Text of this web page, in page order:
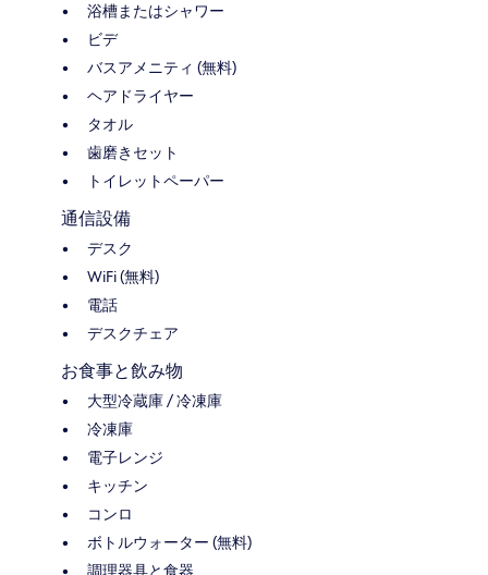
浴槽またはシャワー
ビデ
バスアメニティ (無料)
ヘアドライヤー
タオル
歯磨きセット
トイレットペーパー
通信設備
デスク
WiFi (無料)
電話
デスクチェア
お食事と飲み物
大型冷蔵庫 / 冷凍庫
冷凍庫
電子レンジ
キッチン
コンロ
ボトルウォーター (無料)
調理器具と食器